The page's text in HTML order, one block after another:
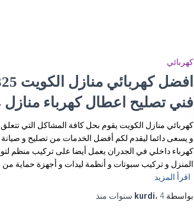
كهربائي
افضل
فني تصليح اعطال كهرباء منازل 24 ساعة
كهربائي منازل الكويت يقوم بحل كافة المشاكل التي تتعلق
و يسعى دائما ليقدم لكم أفضل الخدمات من تصليح و صيانة
كهرباء داخلي في الجدران يعمل أيضا على تركيب منظم
المنزل و تركيب سبوتات و أنظمة ليدات و أجهزة حماية من
اقرأ المزيد
بواسطة
kurdi، 4 سنوات منذ